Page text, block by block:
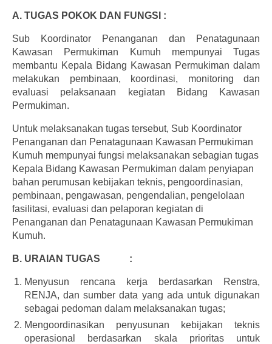
A. TUGAS POKOK DAN FUNGSI :
Sub Koordinator Penanganan dan Penatagunaan
Kawasan Permukiman Kumuh mempunyai Tugas
membantu Kepala Bidang Kawasan Permukiman dalam
melakukan pembinaan, koordinasi, monitoring dan
evaluasi pelaksanaan kegiatan Bidang Kawasan
Permukiman.
Untuk melaksanakan tugas tersebut, Sub Koordinator
Penanganan dan Penatagunaan Kawasan Permukiman
Kumuh mempunyai fungsi melaksanakan sebagian tugas
Kepala Bidang Kawasan Permukiman dalam penyiapan
bahan perumusan kebijakan teknis, pengoordinasian,
pembinaan, pengawasan, pengendalian, pengelolaan
fasilitasi, evaluasi dan pelaporan kegiatan di
Penanganan dan Penatagunaan Kawasan Permukiman
Kumuh.
B. URAIAN TUGAS :
Menyusun rencana kerja berdasarkan Renstra,
RENJA, dan sumber data yang ada untuk digunakan
sebagai pedoman dalam melaksanakan tugas;
Mengoordinasikan penyusunan kebijakan teknis
operasional berdasarkan skala prioritas untuk